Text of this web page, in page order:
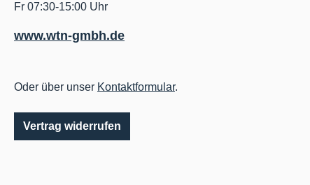
Fr 07:30-15:00 Uhr
www.wtn-gmbh.de
Oder über unser Kontaktformular.
Vertrag widerrufen